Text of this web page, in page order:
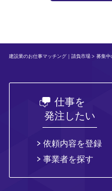
建設業のお仕事マッチング｜請負市場 > 募集中
仕事を
発注したい
依頼内容を登録
事業者を探す